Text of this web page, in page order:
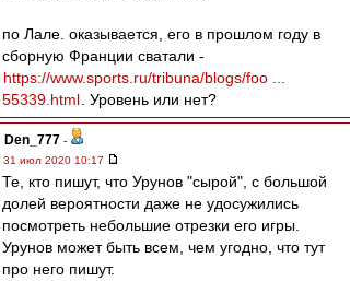
по Лале. оказывается, его в прошлом году в
сборную Франции сватали -
https://www.sports.ru/tribuna/blogs/foo ...
55339.html . Уровень или нет?
Den_777 -
31 июл 2020 10:17
Те, кто пишут, что Урунов "сырой", с большой
долей вероятности даже не удосужились
посмотреть небольшие отрезки его игры.
Урунов может быть всем, чем угодно, что тут
про него пишут.